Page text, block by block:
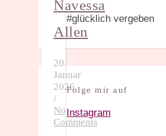
Navessa
Allen
20.
Januar
2026
/
No
Comments
#glücklich vergeben
Folge mir auf
Instagram